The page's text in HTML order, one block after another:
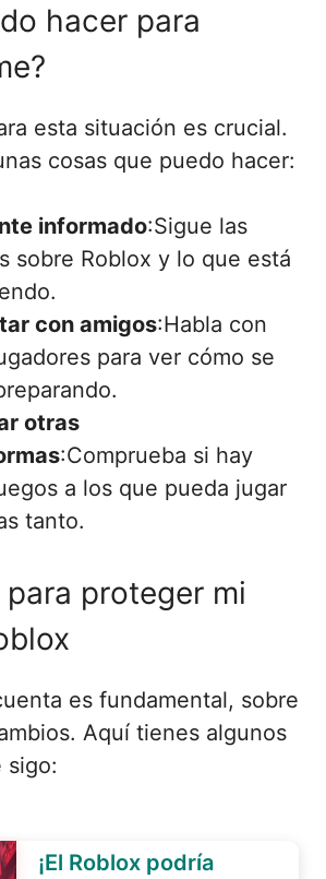
hacer para
esta situación es crucial.
cosas que puedo hacer:
informado:Sigue las
sobre Roblox y lo que está
con amigos:Habla con
para ver cómo se
otras
:Comprueba si hay
a los que pueda jugar
tanto.
proteger mi
es fundamental, sobre
Aquí tienes algunos
sigo:
¡El Roblox podría